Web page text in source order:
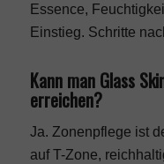
Essence,
Einstieg. Schritte
Kann man Glass
erreichen?
Ja. Zonenpflege ist
auf T-Zone,